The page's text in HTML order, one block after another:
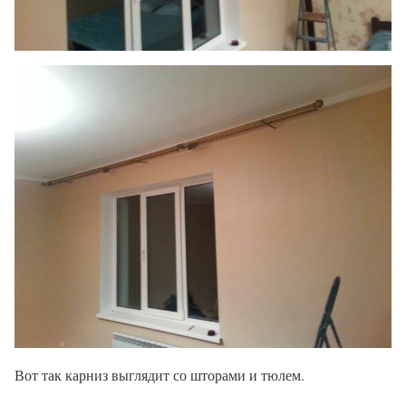
Вот так карниз выглядит со шторами и тюлем.